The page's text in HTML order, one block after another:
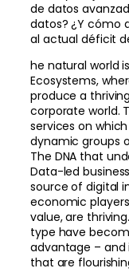
de datos
datos? ¿Y cómo
al actual déficit
he natural world
Ecosystems,
produce a
corporate world.
services on
dynamic groups
The DNA that
Data-led
source of digital
economic
value, are
type have
advantage – and
that are